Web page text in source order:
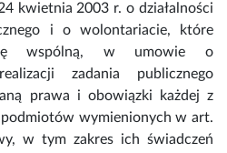
kwietnia 2003 r. o działalności
i o wolontariacie, które
wspólną, w umowie o
zadania publicznego
prawa i obowiązki każdej z
wymienionych w art.
w tym zakres ich świadczeń